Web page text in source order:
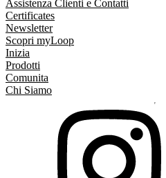
Assistenza Clienti e Contatti
Certificates
Newsletter
Scopri myLoop
Inizia
Prodotti
Comunita
Chi Siamo